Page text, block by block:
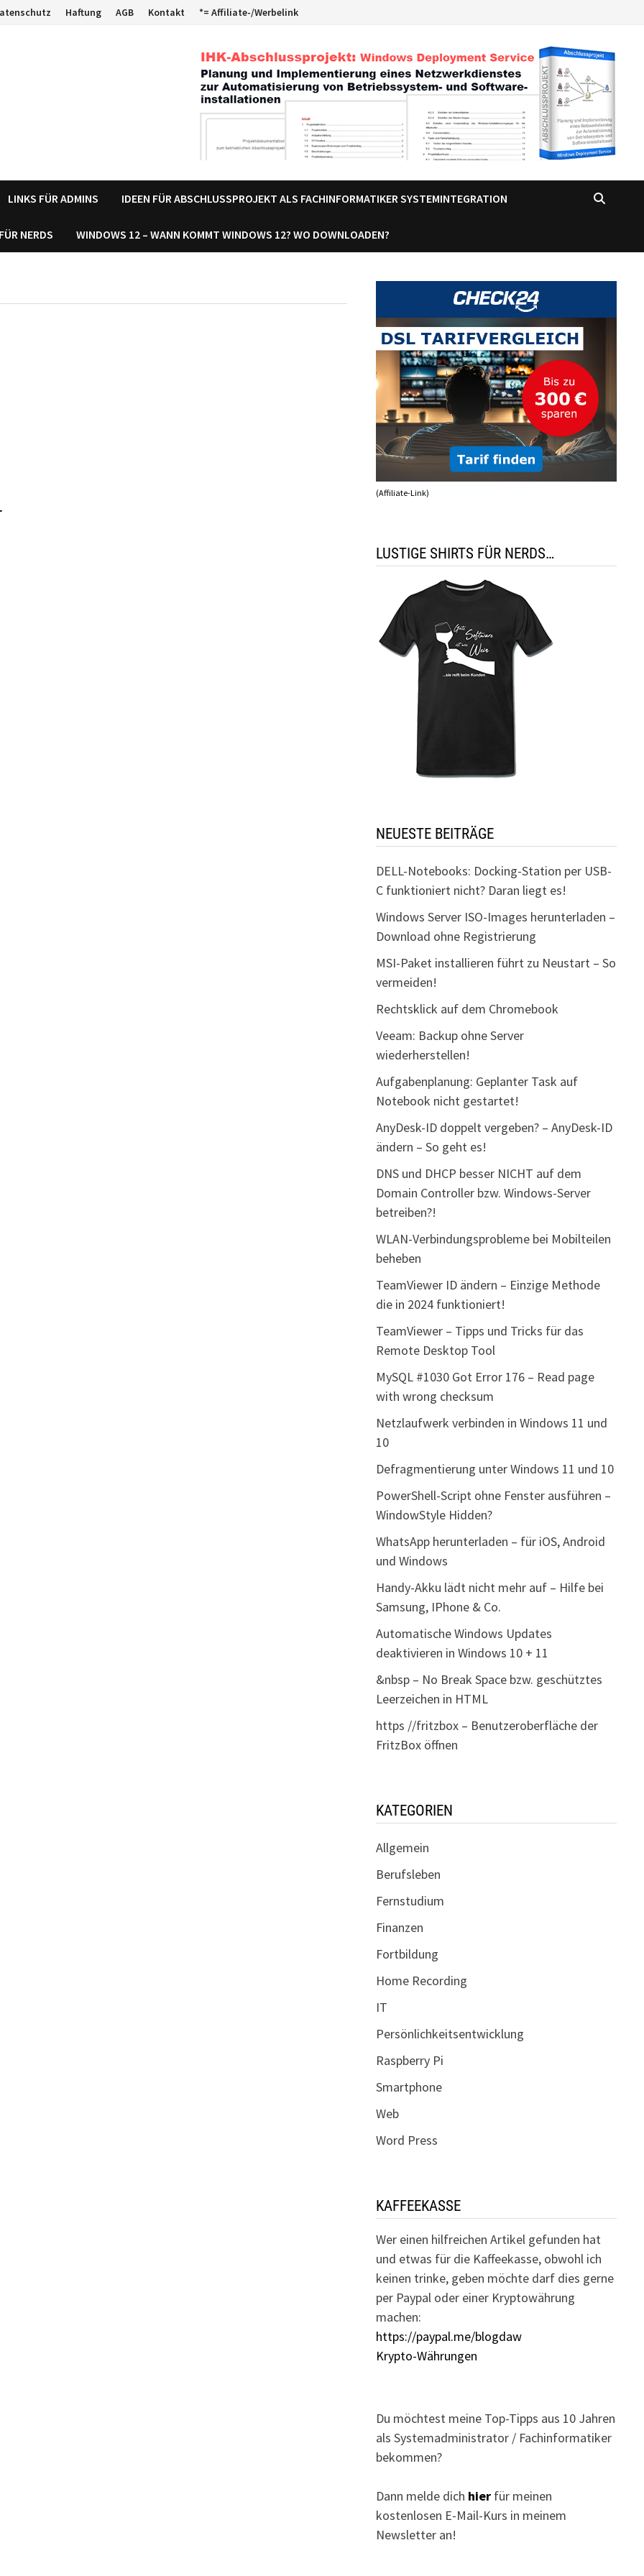
Haftung AGB Kontakt *= Affiliate-/Werbelink
LINKS FÜR ADMINS IDEEN FÜR ABSCHLUSSPROJEKT ALS FACHINFORMATIKER SYSTEMINTEGRATION
NERDS WINDOWS 12 – WANN KOMMT WINDOWS 12? WO DOWNLOADEN?
(Affiliate-Link)
LUSTIGE SHIRTS FÜR NERDS…
NEUESTE BEITRÄGE
DELL-Notebooks: Docking-Station per USB-
C funktioniert nicht? Daran liegt es!
Windows Server ISO-Images herunterladen –
Download ohne Registrierung
MSI-Paket installieren führt zu Neustart – So
vermeiden!
Rechtsklick auf dem Chromebook
Veeam: Backup ohne Server
wiederherstellen!
Aufgabenplanung: Geplanter Task auf
Notebook nicht gestartet!
AnyDesk-ID doppelt vergeben? – AnyDesk-ID
ändern – So geht es!
DNS und DHCP besser NICHT auf dem
Domain Controller bzw. Windows-Server
betreiben?!
WLAN-Verbindungsprobleme bei Mobilteilen
beheben
TeamViewer ID ändern – Einzige Methode
die in 2024 funktioniert!
TeamViewer – Tipps und Tricks für das
Remote Desktop Tool
MySQL #1030 Got Error 176 – Read page
with wrong checksum
Netzlaufwerk verbinden in Windows 11 und
10
Defragmentierung unter Windows 11 und 10
PowerShell-Script ohne Fenster ausführen –
WindowStyle Hidden?
WhatsApp herunterladen – für iOS, Android
und Windows
Handy-Akku lädt nicht mehr auf – Hilfe bei
Samsung, IPhone & Co.
Automatische Windows Updates
deaktivieren in Windows 10 + 11
&nbsp – No Break Space bzw. geschütztes
Leerzeichen in HTML
https //fritzbox – Benutzeroberfläche der
FritzBox öffnen
KATEGORIEN
Allgemein
Berufsleben
Fernstudium
Finanzen
Fortbildung
Home Recording
IT
Persönlichkeitsentwicklung
Raspberry Pi
Smartphone
Web
Word Press
KAFFEEKASSE
Wer einen hilfreichen Artikel gefunden hat
und etwas für die Kaffeekasse, obwohl ich
keinen trinke, geben möchte darf dies gerne
per Paypal oder einer Kryptowährung
machen:
https://paypal.me/blogdaw
Krypto-Währungen
Du möchtest meine Top-Tipps aus 10 Jahren
als Systemadministrator / Fachinformatiker
bekommen?
Dann melde dich hierfür meinen
kostenlosen E-Mail-Kurs in meinem
Newsletter an!